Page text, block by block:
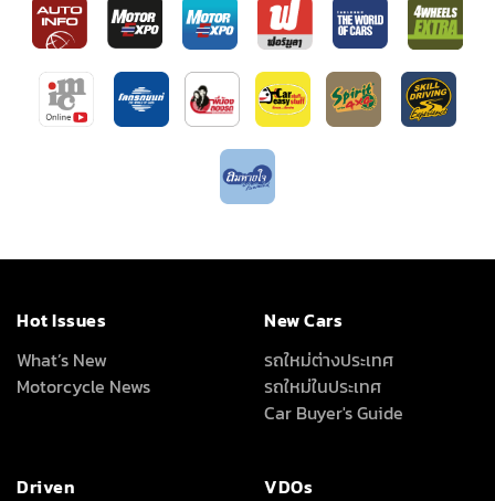
Hot Issues
What’s New
Motorcycle News
New Cars
รถใหม่ต่างประเทศ
รถใหม่ในประเทศ
Car Buyer's Guide
Driven
VDOs